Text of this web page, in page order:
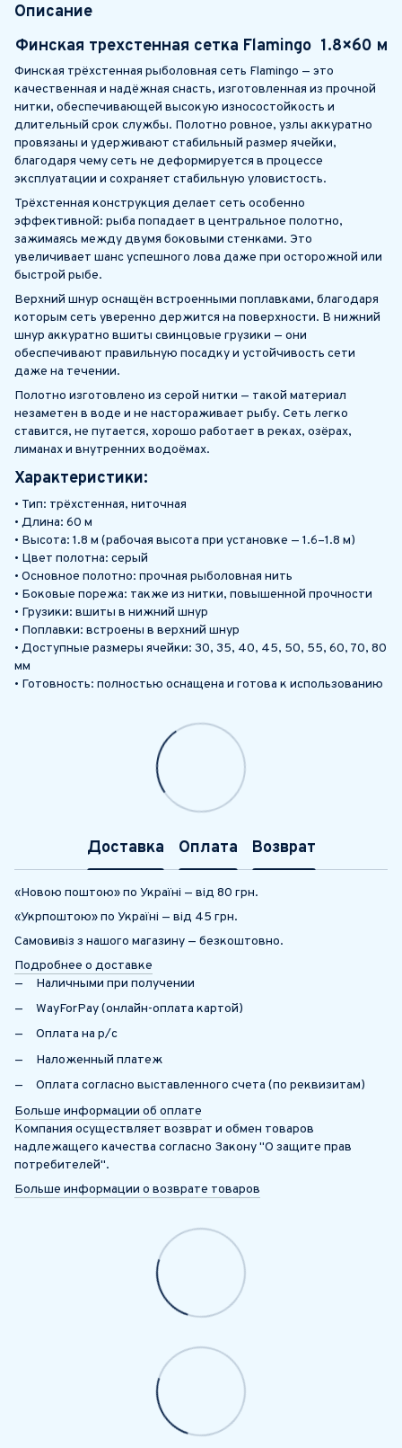
Описание
Финская трехстенная сетка Flamingo 1.8×60 м
Финская трёхстенная рыболовная сеть Flamingo — это
качественная и надёжная снасть, изготовленная из прочной
нитки, обеспечивающей высокую износостойкость и
длительный срок службы. Полотно ровное, узлы аккуратно
провязаны и удерживают стабильный размер ячейки,
благодаря чему сеть не деформируется в процессе
эксплуатации и сохраняет стабильную уловистость.
Трёхстенная конструкция делает сеть особенно
эффективной: рыба попадает в центральное полотно,
зажимаясь между двумя боковыми стенками. Это
увеличивает шанс успешного лова даже при осторожной или
быстрой рыбе.
Верхний шнур оснащён встроенными поплавками, благодаря
которым сеть уверенно держится на поверхности. В нижний
шнур аккуратно вшиты свинцовые грузики — они
обеспечивают правильную посадку и устойчивость сети
даже на течении.
Полотно изготовлено из серой нитки — такой материал
незаметен в воде и не настораживает рыбу. Сеть легко
ставится, не путается, хорошо работает в реках, озёрах,
лиманах и внутренних водоёмах.
Характеристики:
• Тип: трёхстенная, ниточная
• Длина: 60 м
• Высота: 1.8 м (рабочая высота при установке — 1.6–1.8 м)
• Цвет полотна: серый
• Основное полотно: прочная рыболовная нить
• Боковые порежа: также из нитки, повышенной прочности
• Грузики: вшиты в нижний шнур
• Поплавки: встроены в верхний шнур
• Доступные размеры ячейки: 30, 35, 40, 45, 50, 55, 60, 70, 80
мм
• Готовность: полностью оснащена и готова к использованию
Доставка Оплата Возврат
«Новою поштою» по Україні — від 80 грн.
«Укрпоштою» по Україні — від 45 грн.
Самовивіз з нашого магазину — безкоштовно.
Подробнее о доставке
Наличными при получении
WayForPay (онлайн-оплата картой)
Оплата на р/с
Наложенный платеж
Оплата согласно выставленного счета (по реквизитам)
Больше информации об оплате
Компания осуществляет возврат и обмен товаров
надлежащего качества согласно Закону "О защите прав
потребителей".
Больше информации о возврате товаров